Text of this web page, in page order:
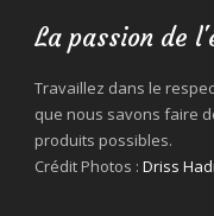
La passion de
Travaillez dans le
que nous savons faire
produits possibles.
Crédit Photos : Driss